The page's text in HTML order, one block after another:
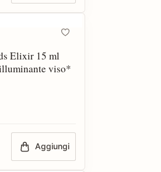
Elixir 15 ml
viso*
Aggiungi